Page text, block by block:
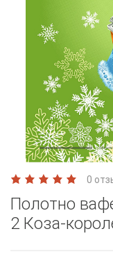
0
Полотно
2 Коза-